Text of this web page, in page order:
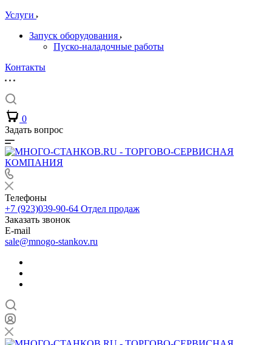
Услуги
Запуск оборудования
Пуско-наладочные работы
Контакты
0
Задать вопрос
Телефоны
+7 (923)039-90-64 Отдел продаж
Заказать звонок
E-mail
sale@mnogo-stankov.ru